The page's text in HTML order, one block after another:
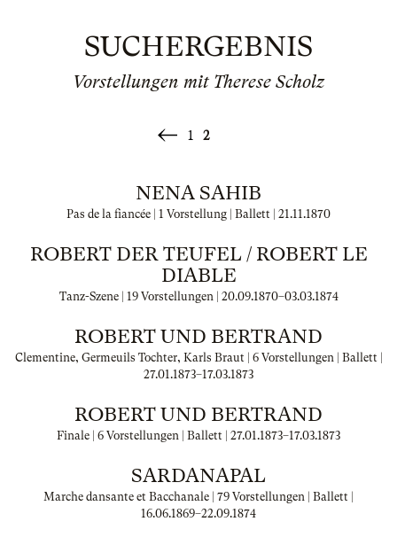
SUCHERGEBNIS
Vorstellungen mit Therese Scholz
«
1 2
NENA SAHIB
Pas de la fiancée | 1 Vorstellung | Ballett | 21.11.1870
ROBERT DER TEUFEL / ROBERT LE
DIABLE
Tanz-Szene | 19 Vorstellungen | 20.09.1870–03.03.1874
ROBERT UND BERTRAND
Clementine, Germeuils Tochter, Karls Braut | 6 Vorstellungen | Ballett |
27.01.1873–17.03.1873
ROBERT UND BERTRAND
Finale | 6 Vorstellungen | Ballett | 27.01.1873–17.03.1873
SARDANAPAL
Marche dansante et Bacchanale | 79 Vorstellungen | Ballett |
16.06.1869–22.09.1874